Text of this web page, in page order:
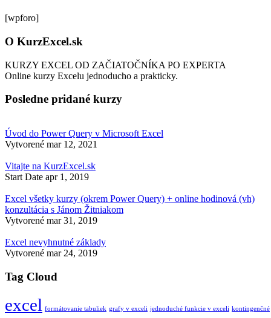
[wpforo]
O KurzExcel.sk
KURZY EXCEL OD ZAČIATOČNÍKA PO EXPERTA
Online kurzy Excelu jednoducho a prakticky.
Posledne pridané kurzy
Úvod do Power Query v Microsoft Excel
Vytvorené mar 12, 2021
Vitajte na KurzExcel.sk
Start Date apr 1, 2019
Excel všetky kurzy (okrem Power Query) + online hodinová (vh)
konzultácia s Jánom Žitniakom
Vytvorené mar 31, 2019
Excel nevyhnutné základy
Vytvorené mar 24, 2019
Tag Cloud
excel formátovanie tabuliek grafy v exceli jednoduché funkcie v exceli kontingenčné